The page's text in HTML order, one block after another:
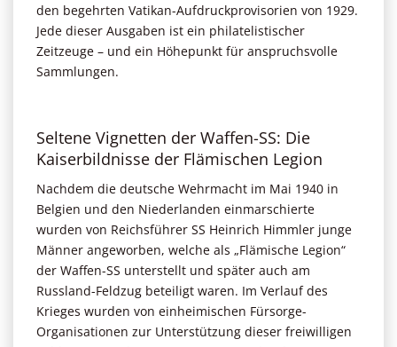
den begehrten Vatikan-Aufdruckprovisorien von 1929.
Jede dieser Ausgaben ist ein philatelistischer
Zeitzeuge – und ein Höhepunkt für anspruchsvolle
Sammlungen.
Seltene Vignetten der Waffen-SS: Die
Kaiserbildnisse der Flämischen Legion
Nachdem die deutsche Wehrmacht im Mai 1940 in
Belgien und den Niederlanden einmarschierte
wurden von Reichsführer SS Heinrich Himmler junge
Männer angeworben, welche als „Flämische Legion“
der Waffen-SS unterstellt und später auch am
Russland-Feldzug beteiligt waren. Im Verlauf des
Krieges wurden von einheimischen Fürsorge-
Organisationen zur Unterstützung dieser freiwilligen